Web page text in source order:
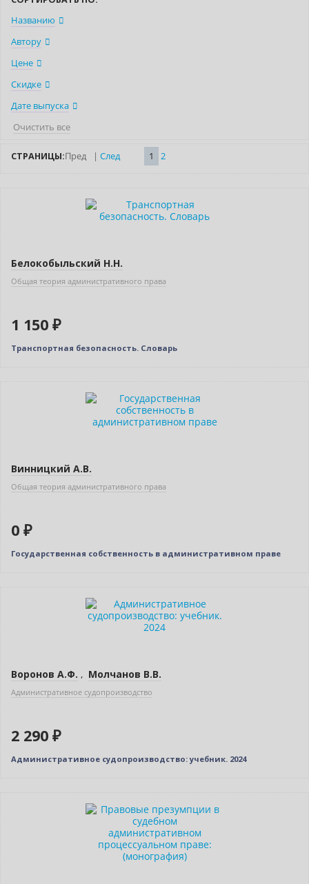
Названию
Автору
Цене
Скидке
Дате выпуска
Очистить все
СТРАНИЦЫ:Пред | След 1 2
Белокобыльский Н.Н.
Общая теория административного права
1 150 ₽
Транспортная безопасность. Словарь
Винницкий А.В.
Общая теория административного права
0 ₽
Государственная собственность в административном праве
Воронов А.Ф. , Молчанов В.В.
Административное судопроизводство
2 290 ₽
Административное судопроизводство: учебник. 2024